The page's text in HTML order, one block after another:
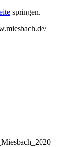
springen.